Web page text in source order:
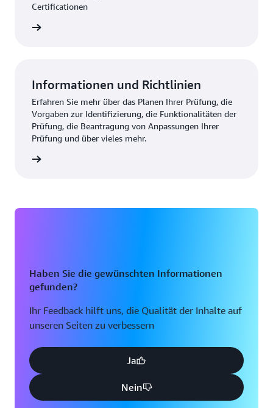
Certificationen
Informationen und Richtlinien
Erfahren Sie mehr über das Planen Ihrer Prüfung, die
Vorgaben zur Identifizierung, die Funktionalitäten der
Prüfung, die Beantragung von Anpassungen Ihrer
Prüfung und über vieles mehr.
Haben Sie die gewünschten Informationen
gefunden?
Ihr Feedback hilft uns, die Qualität der Inhalte auf
unseren Seiten zu verbessern
Ja
Nein